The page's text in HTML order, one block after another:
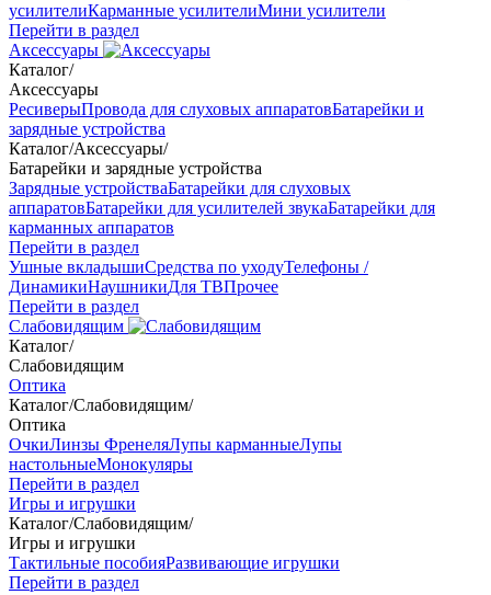
усилителиКарманные усилителиМини усилители
Перейти в раздел
Аксессуары
Каталог/
Аксессуары
РесиверыПровода для слуховых аппаратовБатарейки и
зарядные устройства
Каталог/Аксессуары/
Батарейки и зарядные устройства
Зарядные устройстваБатарейки для слуховых
аппаратовБатарейки для усилителей звукаБатарейки для
карманных аппаратов
Перейти в раздел
Ушные вкладышиСредства по уходуТелефоны /
ДинамикиНаушникиДля ТВПрочее
Перейти в раздел
Слабовидящим
Каталог/
Слабовидящим
Оптика
Каталог/Слабовидящим/
Оптика
ОчкиЛинзы ФренеляЛупы карманныеЛупы
настольныеМонокуляры
Перейти в раздел
Игры и игрушки
Каталог/Слабовидящим/
Игры и игрушки
Тактильные пособияРазвивающие игрушки
Перейти в раздел